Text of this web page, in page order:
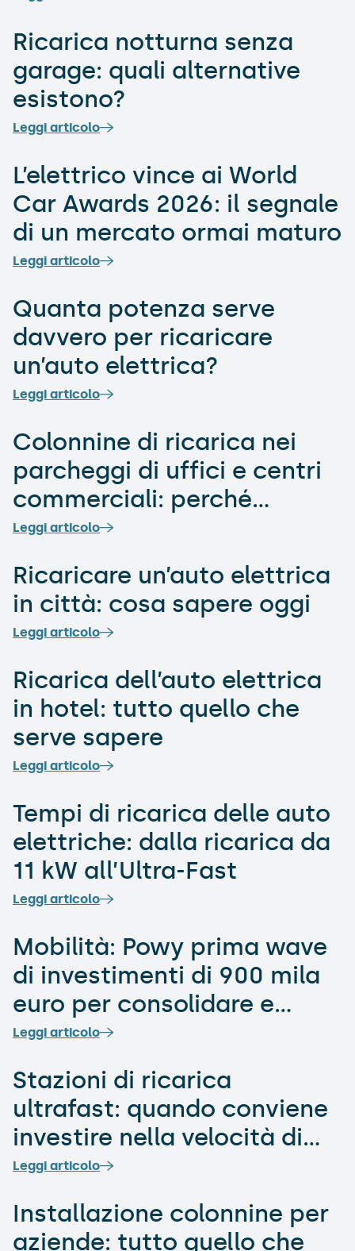
Ricarica notturna senza
garage: quali alternative
esistono?
Leggi articolo
L’elettrico vince ai World
Car Awards 2026: il segnale
di un mercato ormai maturo
Leggi articolo
Quanta potenza serve
davvero per ricaricare
un’auto elettrica?
Leggi articolo
Colonnine di ricarica nei
parcheggi di uffici e centri
commerciali: perché
convengono
Leggi articolo
Ricaricare un’auto elettrica
in città: cosa sapere oggi
Leggi articolo
Ricarica dell’auto elettrica
in hotel: tutto quello che
serve sapere
Leggi articolo
Tempi di ricarica delle auto
elettriche: dalla ricarica da
11 kW all’Ultra-Fast
Leggi articolo
Mobilità: Powy prima wave
di investimenti di 900 mila
euro per consolidare e
ampliare la ricarica
Leggi articolo
Stazioni di ricarica
ultrafast: quando conviene
investire nella velocità di
ricarica
Leggi articolo
Installazione colonnine per
aziende: tutto quello che